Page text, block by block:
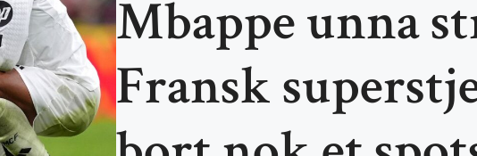
Mbappe unna
Fransk